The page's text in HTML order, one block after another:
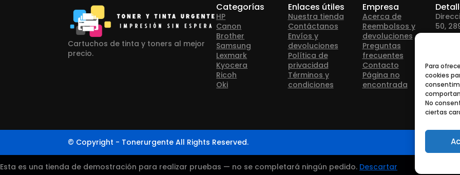
Para
cookies
No
ciertas
Cartuchos de tinta y toners al mejor
precio.
Categorías
HP
Canon
Brother
Samsung
Lexmark
Kyocera
Ricoh
Oki
Enlaces útiles
Nuestra tienda
Contáctanos
Envíos y
devoluciones
Política de
privacidad
Términos y
condiciones
Empresa
Acerca de
Reembolsos y
devoluciones
Preguntas
frecuentes
Contacto
Página no
encontrada
50,
© Copyright - Tonerurgente All Rights Reserved.
Esta es una tienda de demostración para realizar pruebas — no se completará ningún pedido. Descartar